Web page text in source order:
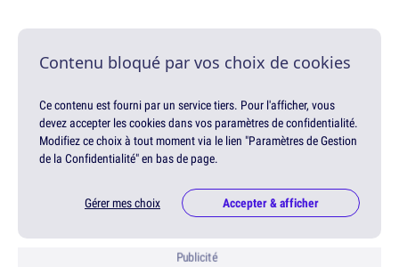
Contenu bloqué par vos choix de cookies
Ce contenu est fourni par un service tiers. Pour l'afficher, vous
devez accepter les cookies dans vos paramètres de confidentialité.
Modifiez ce choix à tout moment via le lien "Paramètres de Gestion
de la Confidentialité" en bas de page.
Gérer mes choix Accepter & afficher
Publicité